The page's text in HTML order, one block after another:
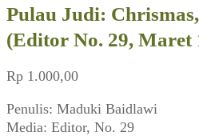
Pulau Judi:
(Editor No. 29, Maret
Rp 1.000,00
Penulis: Maduki Baidlawi
Media: Editor, No. 29